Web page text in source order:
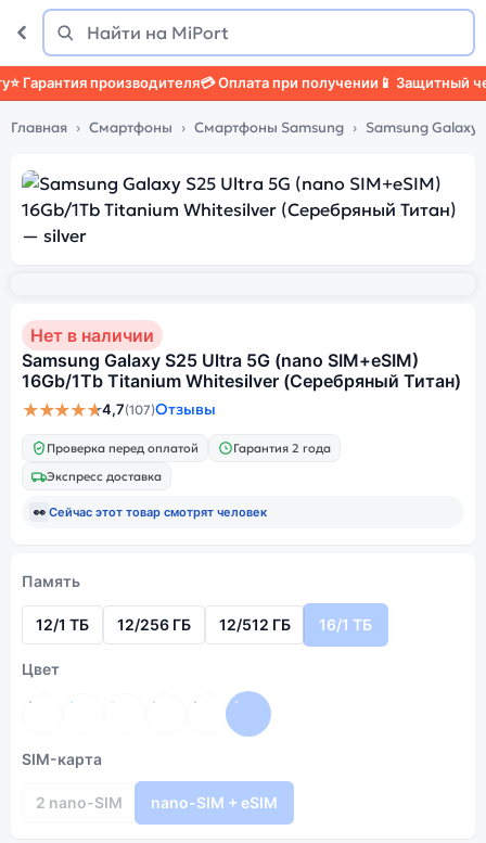
Поиск
Найти
производителя💳 Оплата при получении📱 Защитный
Главная Смартфоны Смартфоны Samsung Samsung Galaxy
Нет в наличии
Samsung Galaxy S25 Ultra 5G (nano SIM+eSIM)
16Gb/1Tb Titanium Whitesilver (Серебряный Титан)
★★★★★4,7(107)Отзывы
Проверка перед оплатой
Гарантия 2 года
Экспресс доставка
👀 Сейчас этот товар смотрят человек
Память
12/1 ТБ 12/256 ГБ 12/512 ГБ 16/1 ТБ
Цвет
SIM-карта
2 nano-SIM nano-SIM + eSIM